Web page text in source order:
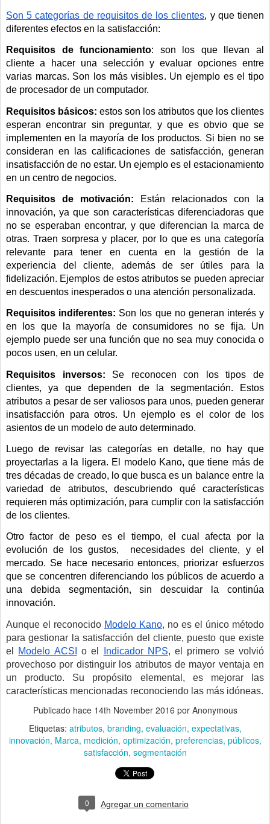
Son 5 categorías de requisitos de los clientes, y que tienen
diferentes efectos en la satisfacción:
Requisitos de funcionamiento: son los que llevan al
cliente a hacer una selección y evaluar opciones entre
varias marcas. Son los más visibles. Un ejemplo es el tipo
de procesador de un computador.
Requisitos básicos: estos son los atributos que los clientes
esperan encontrar sin preguntar, y que es obvio que se
implementen en la mayoría de los productos. Si bien no se
consideran en las calificaciones de satisfacción, generan
insatisfacción de no estar. Un ejemplo es el estacionamiento
en un centro de negocios.
Requisitos de motivación:
Están relacionados con la
innovación, ya que son características diferenciadoras que
no se esperaban encontrar, y que diferencian la marca de
otras. Traen sorpresa y placer, por lo que es una categoría
relevante para tener en cuenta en la gestión de la
experiencia del cliente, además de ser útiles para la
fidelización. Ejemplos de estos atributos se pueden apreciar
en descuentos inesperados o una atención personalizada.
Requisitos indiferentes: Son los que no generan interés y
en los que la mayoría de consumidores no se fija. Un
ejemplo puede ser una función que no sea muy conocida o
pocos usen, en un celular.
Requisitos inversos: Se reconocen con los tipos de
clientes, ya que dependen de la segmentación. Estos
atributos a pesar de ser valiosos para unos, pueden generar
insatisfacción para otros. Un ejemplo es el color de los
asientos de un modelo de auto determinado.
Luego de revisar las categorías en detalle, no hay que
proyectarlas a la ligera. El modelo Kano, que tiene más de
tres décadas de creado, lo que busca es un balance entre la
variedad de atributos, descubriendo qué características
requieren más optimización, para cumplir con la satisfacción
de los clientes.
Otro factor de peso es el tiempo, el cual afecta por la
evolución de los gustos,  necesidades del cliente, y el
mercado. Se hace necesario entonces, priorizar esfuerzos
que se concentren diferenciando los públicos de acuerdo a
una debida segmentación, sin descuidar la continúa
innovación.
Aunque el reconocido Modelo Kano, no es el único método
para gestionar la satisfacción del cliente, puesto que existe
el
Modelo ACSI o el Indicador NPS, el primero se volvió
provechoso por distinguir los atributos de mayor ventaja en
un producto. Su propósito elemental, es mejorar las
características mencionadas reconociendo las más idóneas.
Publicado hace 14th November 2016 por Anonymous
Etiquetas: atributos branding evaluación expectativas
innovación Marca medición optimización preferencias públicos
satisfacción segmentación
0 Agregar un comentario